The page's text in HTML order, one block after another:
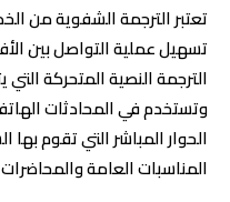
تعتبر الترجمة الشفوية من
تسهيل عملية التواصل بين
الترجمة النصية المتحركة
وتستخدم في المحادثات
الحوار المباشر التي تقوم
المناسبات العامة